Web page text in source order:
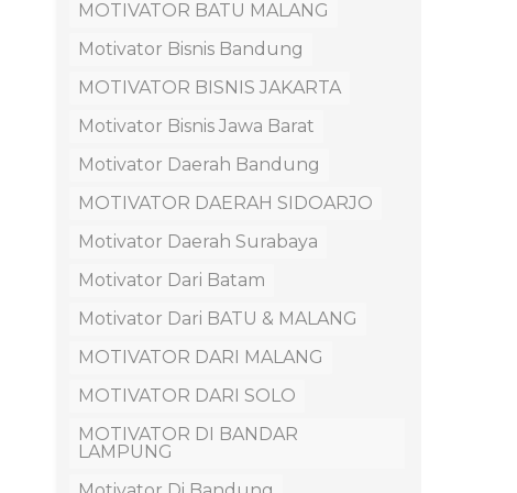
MOTIVATOR BATU MALANG
Motivator Bisnis Bandung
MOTIVATOR BISNIS JAKARTA
Motivator Bisnis Jawa Barat
Motivator Daerah Bandung
MOTIVATOR DAERAH SIDOARJO
Motivator Daerah Surabaya
Motivator Dari Batam
Motivator Dari BATU & MALANG
MOTIVATOR DARI MALANG
MOTIVATOR DARI SOLO
MOTIVATOR DI BANDAR
LAMPUNG